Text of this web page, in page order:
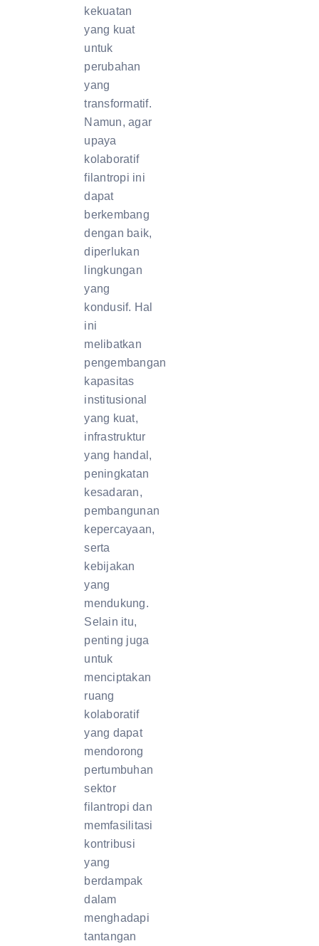
kekuatan
yang kuat
untuk
perubahan
yang
transformatif.
Namun, agar
upaya
kolaboratif
filantropi ini
dapat
berkembang
dengan baik,
diperlukan
lingkungan
yang
kondusif. Hal
ini
melibatkan
pengembangan
kapasitas
institusional
yang kuat,
infrastruktur
yang handal,
peningkatan
kesadaran,
pembangunan
kepercayaan,
serta
kebijakan
yang
mendukung.
Selain itu,
penting juga
untuk
menciptakan
ruang
kolaboratif
yang dapat
mendorong
pertumbuhan
sektor
filantropi dan
memfasilitasi
kontribusi
yang
berdampak
dalam
menghadapi
tantangan